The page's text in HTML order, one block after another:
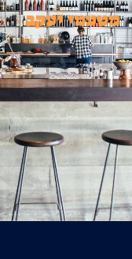
דילוג
לתוכן